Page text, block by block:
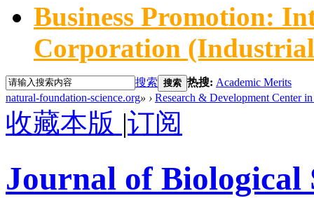
Business Promotion:
Corporation
搜索 搜索 热搜: Academic Merits
natural-foundation-science.org» › Research & Development Center
收藏本版 |订阅
Journal of Biological